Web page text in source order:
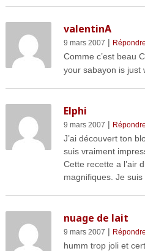
valentinA
9 mars 2007 | Répondre
Comme c’est beau
your sabayon is just
Elphi
9 mars 2007 | Répondre
J’ai découvert ton
suis vraiment
Cette recette a l’air
magnifiques. Je
nuage de lait
9 mars 2007 | Répondre
humm trop joli et